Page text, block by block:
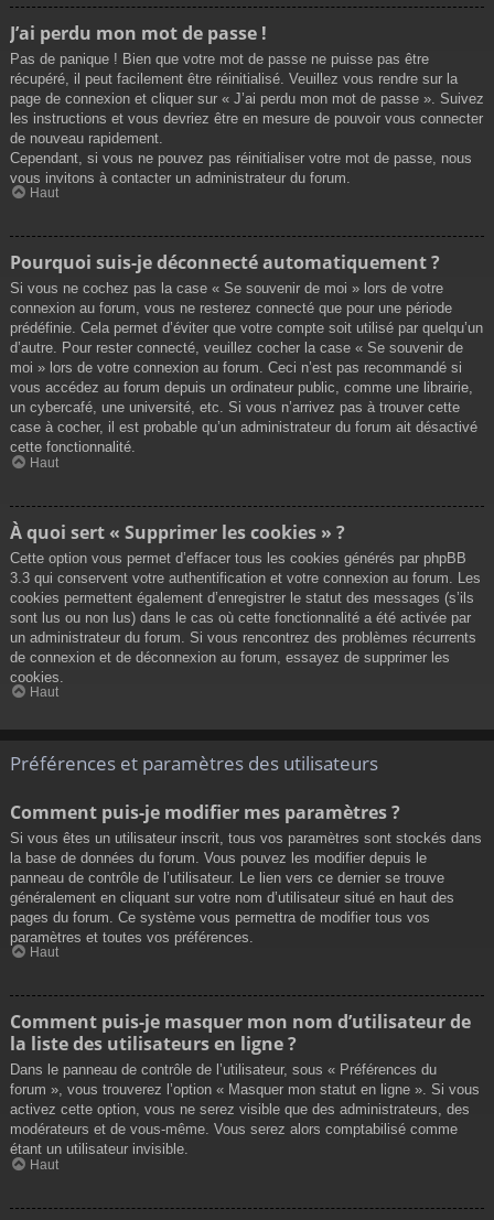
J’ai perdu mon mot de passe !
Pas de panique ! Bien que votre mot de passe ne puisse pas être
récupéré, il peut facilement être réinitialisé. Veuillez vous rendre sur la
page de connexion et cliquer sur « J’ai perdu mon mot de passe ». Suivez
les instructions et vous devriez être en mesure de pouvoir vous connecter
de nouveau rapidement.
Cependant, si vous ne pouvez pas réinitialiser votre mot de passe, nous
vous invitons à contacter un administrateur du forum.
Haut
Pourquoi suis-je déconnecté automatiquement ?
Si vous ne cochez pas la case « Se souvenir de moi » lors de votre
connexion au forum, vous ne resterez connecté que pour une période
prédéfinie. Cela permet d’éviter que votre compte soit utilisé par quelqu’un
d’autre. Pour rester connecté, veuillez cocher la case « Se souvenir de
moi » lors de votre connexion au forum. Ceci n’est pas recommandé si
vous accédez au forum depuis un ordinateur public, comme une librairie,
un cybercafé, une université, etc. Si vous n’arrivez pas à trouver cette
case à cocher, il est probable qu’un administrateur du forum ait désactivé
cette fonctionnalité.
Haut
À quoi sert « Supprimer les cookies » ?
Cette option vous permet d’effacer tous les cookies générés par phpBB
3.3 qui conservent votre authentification et votre connexion au forum. Les
cookies permettent également d’enregistrer le statut des messages (s’ils
sont lus ou non lus) dans le cas où cette fonctionnalité a été activée par
un administrateur du forum. Si vous rencontrez des problèmes récurrents
de connexion et de déconnexion au forum, essayez de supprimer les
cookies.
Haut
Préférences et paramètres des utilisateurs
Comment puis-je modifier mes paramètres ?
Si vous êtes un utilisateur inscrit, tous vos paramètres sont stockés dans
la base de données du forum. Vous pouvez les modifier depuis le
panneau de contrôle de l’utilisateur. Le lien vers ce dernier se trouve
généralement en cliquant sur votre nom d’utilisateur situé en haut des
pages du forum. Ce système vous permettra de modifier tous vos
paramètres et toutes vos préférences.
Haut
Comment puis-je masquer mon nom d’utilisateur de
la liste des utilisateurs en ligne ?
Dans le panneau de contrôle de l’utilisateur, sous « Préférences du
forum », vous trouverez l’option « Masquer mon statut en ligne ». Si vous
activez cette option, vous ne serez visible que des administrateurs, des
modérateurs et de vous-même. Vous serez alors comptabilisé comme
étant un utilisateur invisible.
Haut